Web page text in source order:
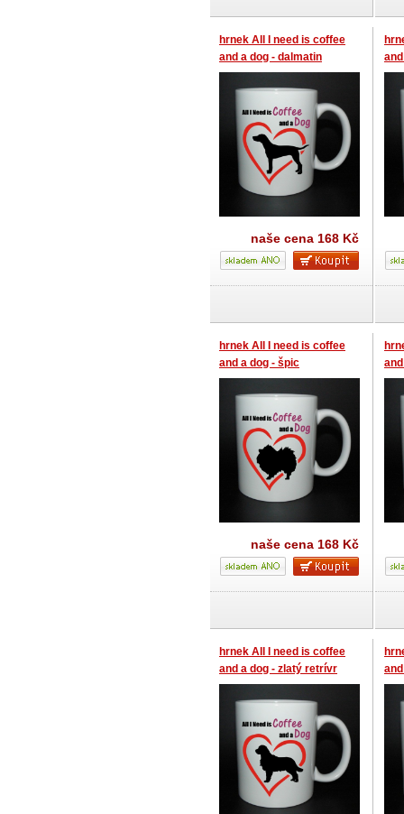
hrnek All I need is coffee
and a dog - dalmatin
naše cena 168 Kč
hrnek All I need is coffee
and a dog - špic
naše cena 168 Kč
hrnek All I need is coffee
and a dog - zlatý retrívr